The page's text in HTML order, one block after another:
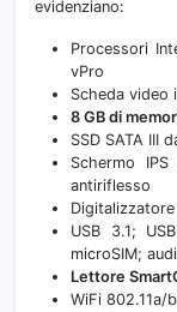
evidenziano:
Processori
vPro
Scheda video
8 GB di
SSD SATA III
Schermo
antiriflesso
Digitalizzatore
USB 3.1;
microSIM;
Lettore
WiFi